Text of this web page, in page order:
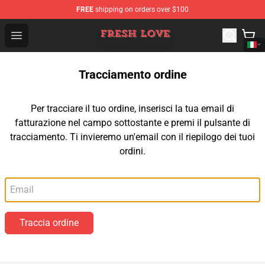
FREE shipping on orders over $100
Open menu
Fresh Love Store - Official Fresh Love Merchandise Shop
Tracciamento ordine
Per tracciare il tuo ordine, inserisci la tua email di
fatturazione nel campo sottostante e premi il pulsante di
tracciamento. Ti invieremo un'email con il riepilogo dei tuoi
ordini.
Traccia ordine